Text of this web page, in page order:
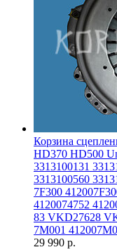
Корзина
HD370 HD500
3313100131
3313100560
7F300
4120074752
83 VKD27628
7M001
29 990 р.